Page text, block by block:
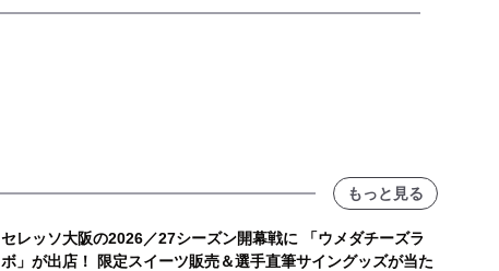
もっと見る
セレッソ大阪の2026／27シーズン開幕戦に 「ウメダチーズラ
ボ」が出店！ 限定スイーツ販売＆選手直筆サイングッズが当た